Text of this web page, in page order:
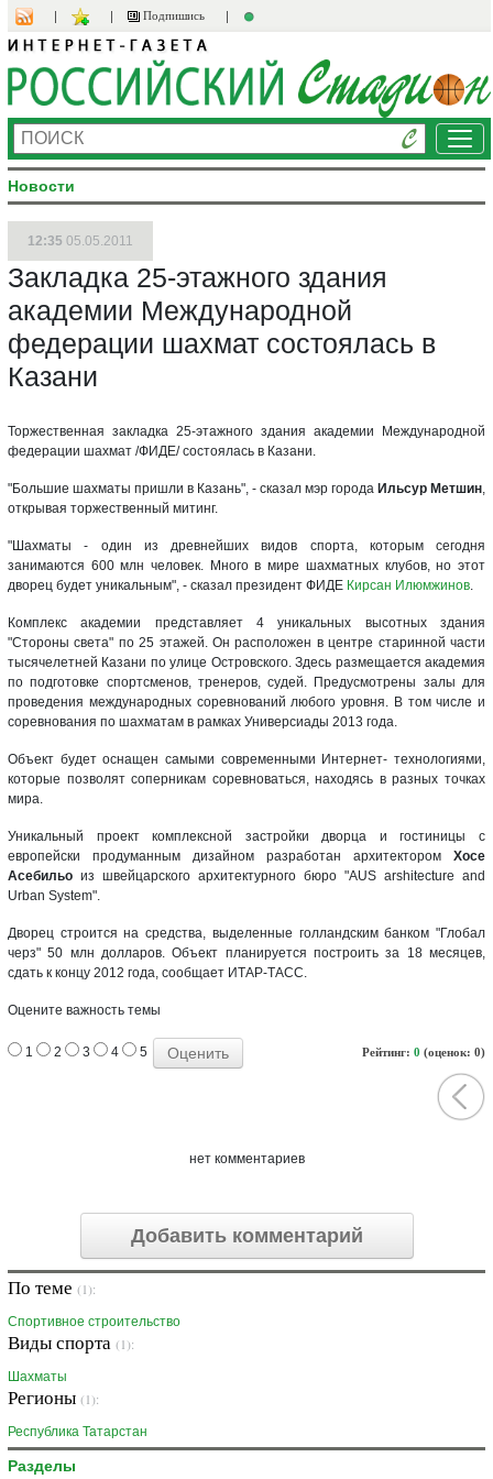
Подпишись
Новости
12:35 05.05.2011
Закладка 25-этажного здания
академии Международной
федерации шахмат состоялась в
Казани
Торжественная закладка 25-этажного здания академии Международной
федерации шахмат /ФИДЕ/ состоялась в Казани.
"Большие шахматы пришли в Казань", - сказал мэр города Ильсур Метшин,
открывая торжественный митинг.
"Шахматы - один из древнейших видов спорта, которым сегодня
занимаются 600 млн человек. Много в мире шахматных клубов, но этот
дворец будет уникальным", - сказал президент ФИДЕ Кирсан Илюмжинов.
Комплекс академии представляет 4 уникальных высотных здания
"Стороны света" по 25 этажей. Он расположен в центре старинной части
тысячелетней Казани по улице Островского. Здесь размещается академия
по подготовке спортсменов, тренеров, судей. Предусмотрены залы для
проведения международных соревнований любого уровня. В том числе и
соревнования по шахматам в рамках Универсиады 2013 года.
Объект будет оснащен самыми современными Интернет- технологиями,
которые позволят соперникам соревноваться, находясь в разных точках
мира.
Уникальный проект комплексной застройки дворца и гостиницы с
европейски продуманным дизайном разработан архитектором Хосе
Асебильо из швейцарского архитектурного бюро "AUS arshitecture and
Urban System".
Дворец строится на средства, выделенные голландским банком "Глобал
черз" 50 млн долларов. Объект планируется построить за 18 месяцев,
сдать к концу 2012 года, сообщает ИТАР-ТАСС.
Оцените важность темы
Рейтинг: 0 (оценок: 0)
1 2 3 4 5
нет комментариев
Добавить комментарий
По теме (1):
Спортивное строительство
Виды спорта (1):
Шахматы
Регионы (1):
Республика Татарстан
Разделы